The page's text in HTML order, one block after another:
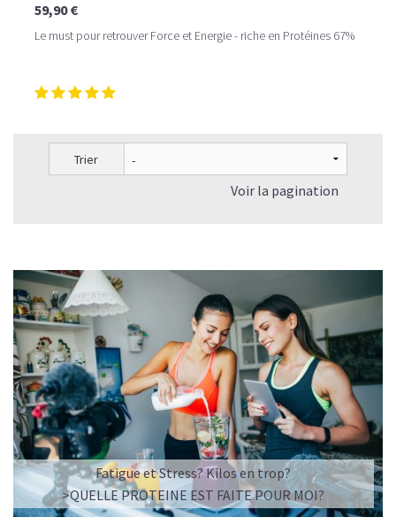
59,90 €
Le must pour retrouver Force et Energie - riche en Protéines 67%
Trier
Voir la pagination
Fatigue et Stress? Kilos en trop?
>QUELLE PROTEINE EST FAITE POUR MOI?